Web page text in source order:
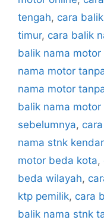
tengah, cara
timur, cara balik
balik nama
nama motor
nama motor
balik nama
sebelumnya,
nama stnk
motor beda kota,
beda wilayah,
ktp pemilik, cara
balik nama stnk